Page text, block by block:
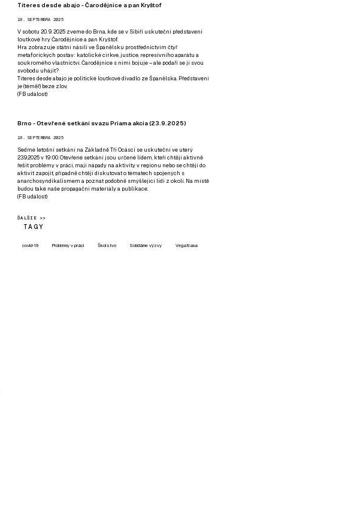
Títeres desde abajo - Čarodějnice a pan Kryštof
19. SEPTEMBRA 2025
V sobotu 20. 9. 2025 zveme do Brna, kde se v Sibiři uskuteční představení
loutkové hry Čarodějnice a pan Kryštof.
Hra zobrazuje státní násilí ve Španělsku prostřednictvím čtyř
metaforických postav: katolické církve, justice, represivního aparátu a
soukromého vlastnictví. Čarodějnice s nimi bojuje – ale podaří se jí svou
svobodu uhájit?
Títeres desde abajo je politické loutkové divadlo ze Španělska. Představení
je (téměř) beze zlov.
(FB událost)
Brno - Otevřené setkání svazu Priama akcia (23.9.2025)
19. SEPTEMBRA 2025
Sedmé letošní setkání na Základně Tři Ocásci se uskuteční ve uterý
23.9.2025 v 19:00. Otevřené setkání jsou určené lidem, kteří chtějí aktivně
řešit problémy v práci, mají nápady na aktivity v regionu nebo se chtějí do
aktivit zapojit, případně chtějí diskutovat o tématech spojených s
anarchosyndikalismem a poznat podobně smýšlející lidi z okolí. Na místě
budou také naše propagační materiály a publikace.
(FB událost)
ĎALŠIE >>
TAGY
covid-19 Problémy v práci Školstvo Solidárne výzvy VegaNana